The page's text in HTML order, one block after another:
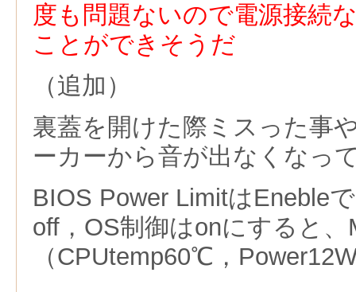
度も問題ないので電源接続
ことができそうだ
（追加）
裏蓋を開けた際ミスった事
ーカーから音が出なくなっ
BIOS Power LimitはEneble
off，OS制御はonにすると
（CPUtemp60℃，